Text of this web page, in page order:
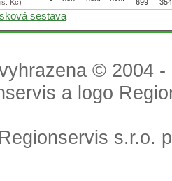
Kč)
699
354
sestava
© 2004
a logo
s.r.o.